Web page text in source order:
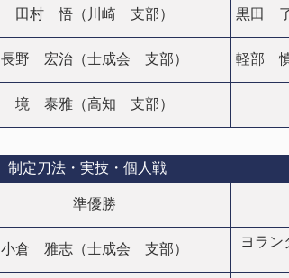
田村 悟（川崎 支部） 黒田
長野 宏治（士成会 支部） 軽部
境 泰雅（高知 支部）
制定刀法・実技・個人戦
準優勝
小倉 雅志（士成会 支部） ヨラ